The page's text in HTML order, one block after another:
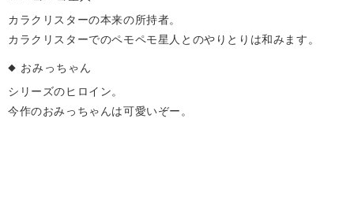
カラクリスターの本来の所持者。
カラクリスターでのペモペモ星人とのやりとりは和みます。
おみっちゃん
シリーズのヒロイン。
今作のおみっちゃんは可愛いぞー。